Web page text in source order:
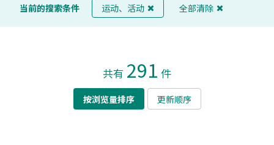
当前的搜索条件 运动、活动 全部清除
共有 291 件
按浏览量排序 更新顺序